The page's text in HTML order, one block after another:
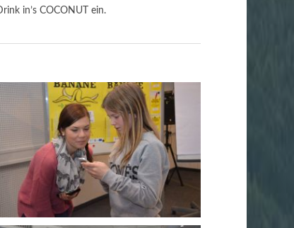
in’s COCONUT ein.